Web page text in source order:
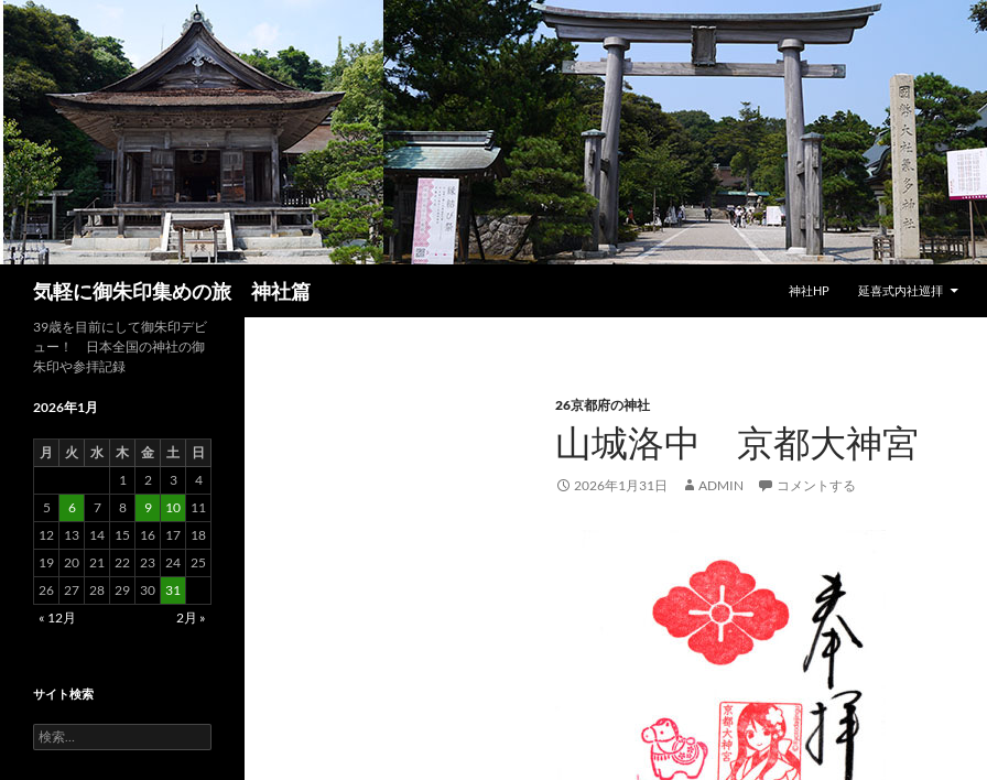
コ
ン
テ
ン
ツ
へ
ス
キ
ッ
プ
気軽に御朱印集めの旅 神社篇 神社HP 延喜式内社巡拝
26京都府の神社
山城洛中 京都大神宮
2026年1月31日 ADMIN コメントする
39歳を目前にして御朱印デビ
ュー！ 日本全国の神社の御
朱印や参拝記録
2026年1月
月 火 水 木 金 土
日
1
2 3
4
5
6 7 8 9 10
11
12
13 14 15 16 17
18
19 20 21 22 23 24 25
26 27 28 29 30
31
« 12月
2月 »
サイト検索
検
索: